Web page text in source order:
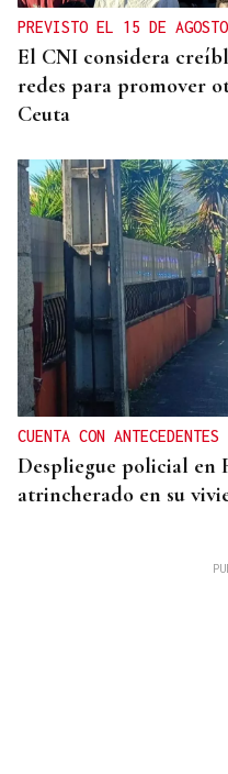
PREVISTO EL 15 DE AGOSTO
El CNI considera
redes para promover
Ceuta
CUENTA CON ANTECEDENTES
Despliegue policial en
atrincherado en su